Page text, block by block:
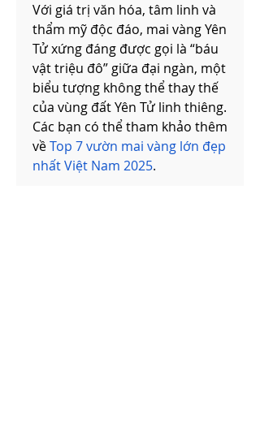
Với giá trị văn hóa, tâm linh và
thẩm mỹ độc đáo, mai vàng Yên
Tử xứng đáng được gọi là “báu
vật triệu đô” giữa đại ngàn, một
biểu tượng không thể thay thế
của vùng đất Yên Tử linh thiêng.
Các bạn có thể tham khảo thêm
về Top 7 vườn mai vàng lớn đẹp
nhất Việt Nam 2025.